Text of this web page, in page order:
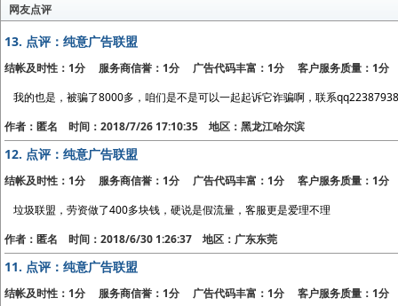
网友点评
13. 点评：纯意广告联盟
结帐及时性：1分 服务商信誉：1分 广告代码丰富：1分 客户服务质量：1分
我的也是，被骗了8000多，咱们是不是可以一起起诉它诈骗啊，联系
作者：匿名 时间：2018/7/26 17:10:35 地区：黑龙江哈尔滨
12. 点评：纯意广告联盟
结帐及时性：1分 服务商信誉：1分 广告代码丰富：1分 客户服务质量：1分
垃圾联盟，劳资做了400多块钱，硬说是假流量，客服更是爱理不理
作者：匿名 时间：2018/6/30 1:26:37 地区：广东东莞
11. 点评：纯意广告联盟
结帐及时性：1分 服务商信誉：1分 广告代码丰富：1分 客户服务质量：1分